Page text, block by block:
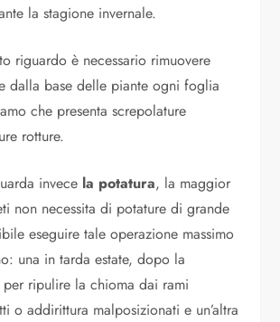
la stagione invernale.
riguardo è necessario rimuovere
dalla base delle piante ogni foglia
che presenta screpolature
rotture.
invece la potatura, la maggior
non necessita di potature di grande
eseguire tale operazione massimo
una in tarda estate, dopo la
ripulire la chioma dai rami
o addirittura malposizionati e un’altra